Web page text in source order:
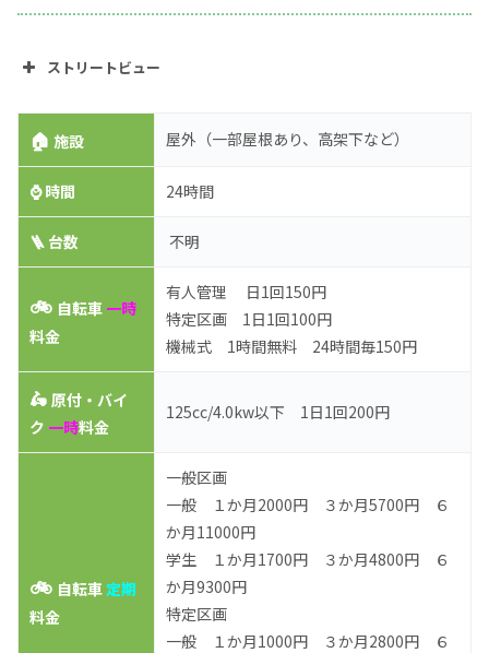
ストリートビュー
🏠施設 屋外（一部屋根あり、高架下など）
⌚時間 24時間
🪜 台数 不明
🚲 自転車 一時
料金
有人管理 日1回150円
特定区画 1日1回100円
機械式 1時間無料 24時間毎150円
🛵原付・バイ
ク 一時料金
125cc/4.0kw以下 1日1回200円
🚲 自転車 定期
料金
一般区画
一般 １か月2000円 ３か月5700円 ６
か月11000円
学生 １か月1700円 ３か月4800円 ６
か月9300円
特定区画
一般 １か月1000円 ３か月2800円 ６